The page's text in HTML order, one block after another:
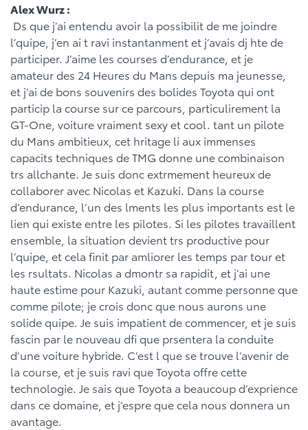
Alex Wurz :
Ds que j’ai entendu avoir la possibilit de me joindre
l’quipe, j’en ai t ravi instantanment et j’avais dj hte de
participer. J’aime les courses d’endurance, et je
amateur des 24 Heures du Mans depuis ma jeunesse,
et j’ai de bons souvenirs des bolides Toyota qui ont
particip la course sur ce parcours, particulirement la
GT-One, voiture vraiment sexy et cool. tant un pilote
du Mans ambitieux, cet hritage li aux immenses
capacits techniques de TMG donne une combinaison
trs allchante. Je suis donc extrmement heureux de
collaborer avec Nicolas et Kazuki. Dans la course
d’endurance, l’un des lments les plus importants est le
lien qui existe entre les pilotes. Si les pilotes travaillent
ensemble, la situation devient trs productive pour
l’quipe, et cela finit par amliorer les temps par tour et
les rsultats. Nicolas a dmontr sa rapidit, et j’ai une
haute estime pour Kazuki, autant comme personne que
comme pilote; je crois donc que nous aurons une
solide quipe. Je suis impatient de commencer, et je suis
fascin par le nouveau dfi que prsentera la conduite
d’une voiture hybride. C’est l que se trouve l’avenir de
la course, et je suis ravi que Toyota offre cette
technologie. Je sais que Toyota a beaucoup d’exprience
dans ce domaine, et j’espre que cela nous donnera un
avantage.